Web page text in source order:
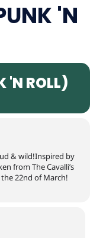
'N
'N ROLL)
& wild!Inspired by
from The Cavalli’s
22nd of March!